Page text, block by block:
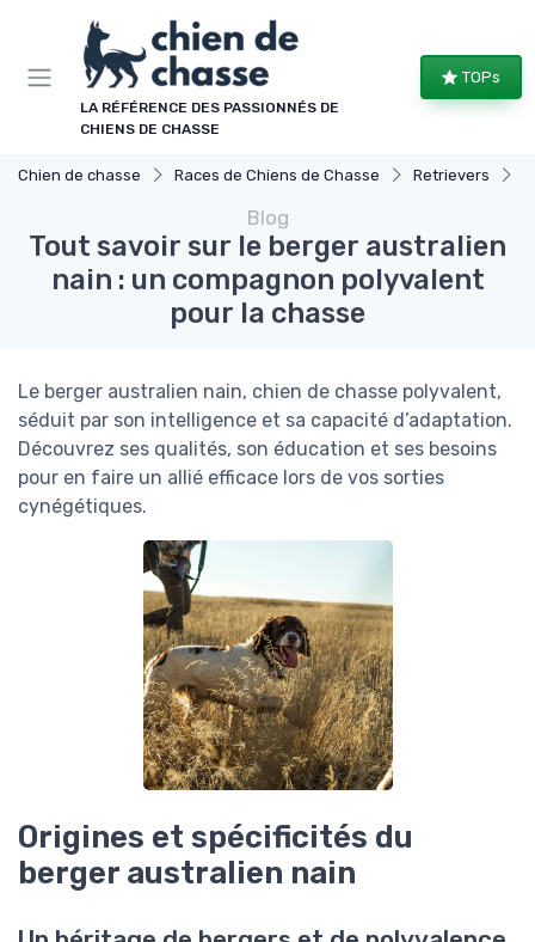
LA RÉFÉRENCE DES PASSIONNÉS DE
CHIENS DE CHASSE
TOPs
Chien de chasse Races de Chiens de Chasse Retrievers
Blog
Tout savoir sur le berger australien
nain : un compagnon polyvalent
pour la chasse
Le berger australien nain, chien de chasse polyvalent,
séduit par son intelligence et sa capacité d’adaptation.
Découvrez ses qualités, son éducation et ses besoins
pour en faire un allié efficace lors de vos sorties
cynégétiques.
Origines et spécificités du
berger australien nain
Panneau de gestion des cookies